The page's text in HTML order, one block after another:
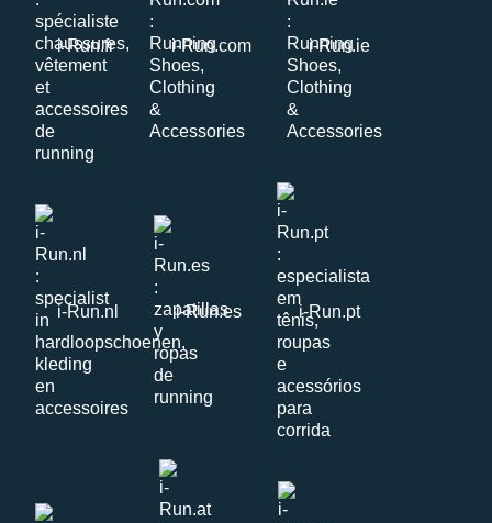
i-Run.fr i-Run.com i-Run.ie
i-Run.nl i-Run.es i-Run.pt